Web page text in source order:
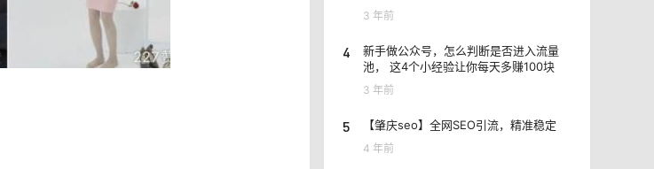
3 年前
4
新手做公众号，怎么判断是否进入流量
池， 这4个小经验让你每天多赚100块
3 年前
5 【肇庆seo】全网SEO引流，精准稳定
4 年前